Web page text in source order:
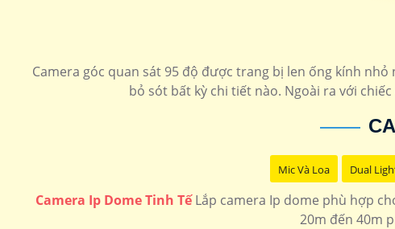
Camera góc quan sát 95 độ được trang bị len ống kính
bỏ sót bất kỳ chi tiết nào. Ngoài ra với
Mic Và Loa Dual
Camera Ip Dome Tinh TếLắp camera Ip dome phù hợp
20m đến 40m